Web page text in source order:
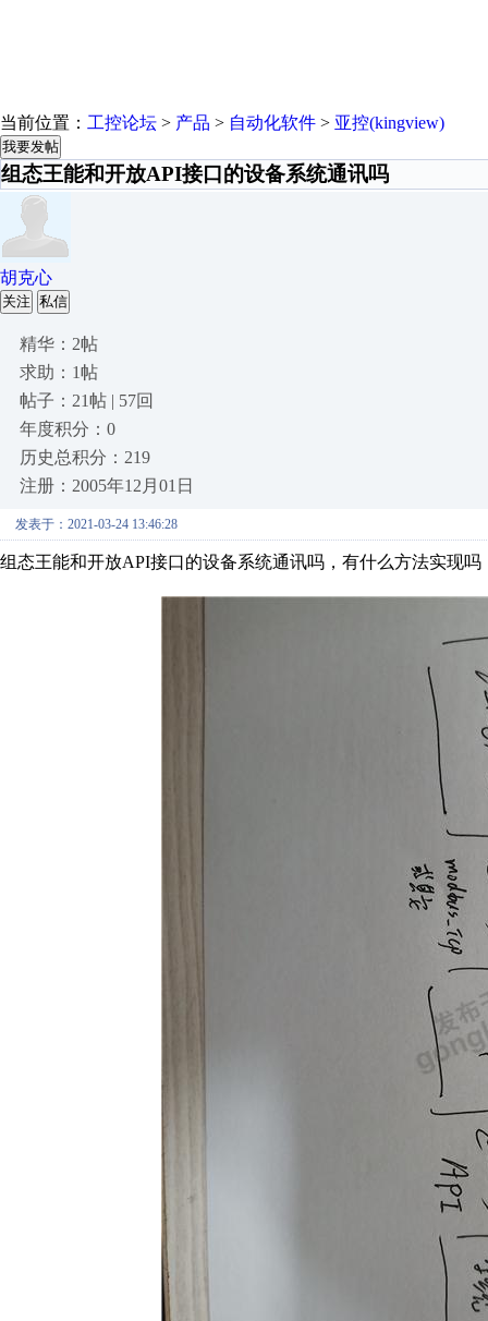
当前位置： 工控论坛 > 产品 > 自动化软件 > 亚控(kingview)
我要发帖
组态王能和开放API接口的设备系统通讯吗
胡克心
关注 私信
精华：2帖
求助：1帖
帖子：21帖 | 57回
年度积分：0
历史总积分：219
注册：2005年12月01日
发表于：2021-03-24 13:46:28
组态王能和开放API接口的设备系统通讯吗，有什么方法实现吗